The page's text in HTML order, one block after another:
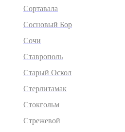
Сортавала
Сосновый Бор
Сочи
Ставрополь
Старый Оскол
Стерлитамак
Стокгольм
Стрежевой